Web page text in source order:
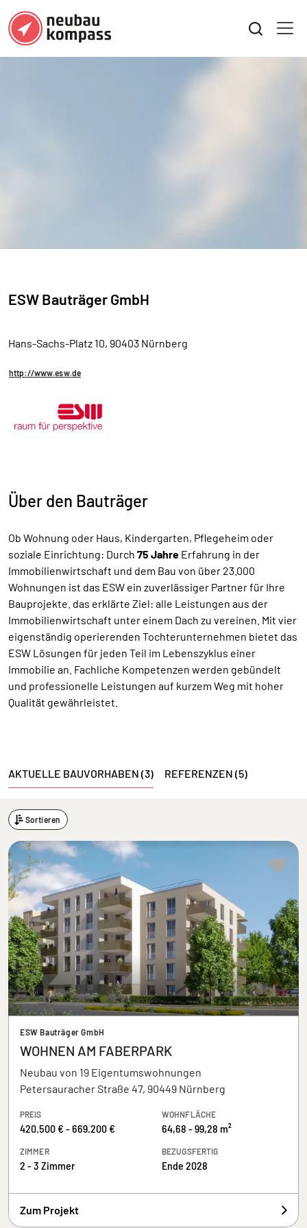
ESW Bauträger GmbH
Hans-Sachs-Platz 10, 90403 Nürnberg
http://www.esw.de
Über den Bauträger
Ob Wohnung oder Haus, Kindergarten, Pflegeheim oder
soziale Einrichtung: Durch 75 Jahre Erfahrung in der
Immobilienwirtschaft und dem Bau von über 23.000
Wohnungen ist das ESW ein zuverlässiger Partner für Ihre
Bauprojekte. das erklärte Ziel: alle Leistungen aus der
Immobilienwirtschaft unter einem Dach zu vereinen. Mit vier
eigenständig operierenden Tochterunternehmen bietet das
ESW Lösungen für jeden Teil im Lebenszyklus einer
Immobilie an. Fachliche Kompetenzen werden gebündelt
und professionelle Leistungen auf kurzem Weg mit hoher
Qualität gewährleistet.
AKTUELLE BAUVORHABEN (3) REFERENZEN (5)
Sortieren
ESW Bauträger GmbH
WOHNEN AM FABERPARK
Neubau von 19 Eigentumswohnungen
Petersauracher Straße 47, 90449 Nürnberg
PREIS
420.500 € - 669.200 €
WOHNFLÄCHE
64,68 - 99,28 m²
ZIMMER
2 - 3 Zimmer
BEZUGSFERTIG
Ende 2028
Zum Projekt